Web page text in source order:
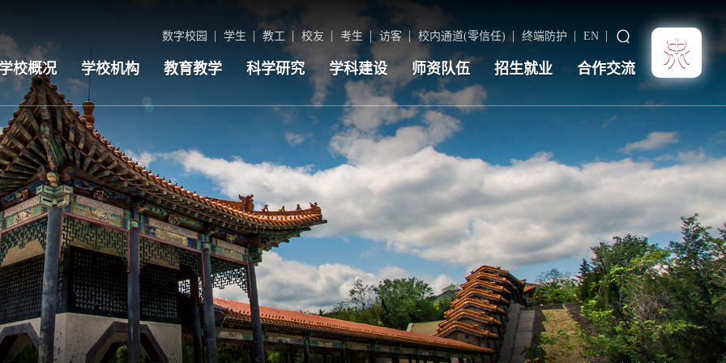
数字校园 学生 教工 校友 考生 访客 校内通道(零信任) 终端防护 EN
校概况 学校机构 教育教学 科学研究 学科建设 师资队伍 招生就业 合作交流